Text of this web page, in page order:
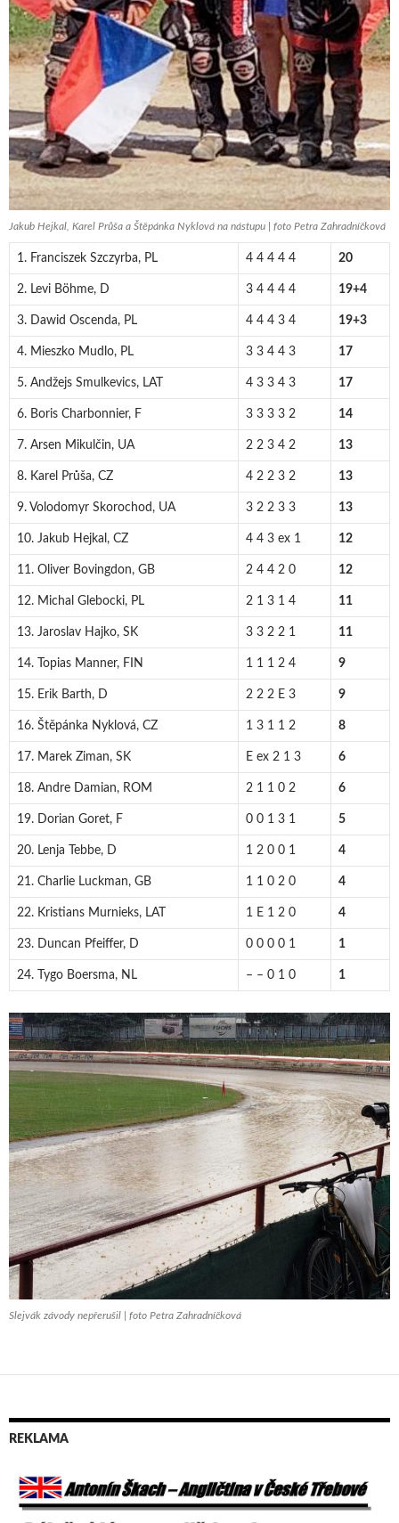
Jakub Hejkal, Karel Průša a Štěpánka Nyklová na nástupu | foto Petra Zahradníčková
1. Franciszek Szczyrba, PL 4 4 4 4 4 20
2. Levi Böhme, D 3 4 4 4 4 19+4
3. Dawid Oscenda, PL 4 4 4 3 4 19+3
4. Mieszko Mudlo, PL 3 3 4 4 3 17
5. Andžejs Smulkevics, LAT 4 3 3 4 3 17
6. Boris Charbonnier, F 3 3 3 3 2 14
7. Arsen Mikulčin, UA 2 2 3 4 2 13
8. Karel Průša, CZ 4 2 2 3 2 13
9. Volodomyr Skorochod, UA 3 2 2 3 3 13
10. Jakub Hejkal, CZ 4 4 3 ex 1 12
11. Oliver Bovingdon, GB 2 4 4 2 0 12
12. Michal Glebocki, PL 2 1 3 1 4 11
13. Jaroslav Hajko, SK 3 3 2 2 1 11
14. Topias Manner, FIN 1 1 1 2 4 9
15. Erik Barth, D 2 2 2 E 3 9
16. Štěpánka Nyklová, CZ 1 3 1 1 2 8
17. Marek Ziman, SK E ex 2 1 3 6
18. Andre Damian, ROM 2 1 1 0 2 6
19. Dorian Goret, F 0 0 1 3 1 5
20. Lenja Tebbe, D 1 2 0 0 1 4
21. Charlie Luckman, GB 1 1 0 2 0 4
22. Kristians Murnieks, LAT 1 E 1 2 0 4
23. Duncan Pfeiffer, D 0 0 0 0 1 1
24. Tygo Boersma, NL – – 0 1 0 1
Slejvák závody nepřerušil | foto Petra Zahradníčková
REKLAMA